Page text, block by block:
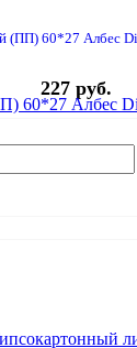
(ПП) 60*27 Албес
227 руб.